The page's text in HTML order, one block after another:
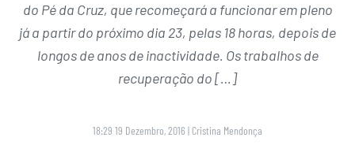
do Pé da Cruz, que recomeçará a funcionar em pleno
já a partir do próximo dia 23, pelas 18 horas, depois de
longos de anos de inactividade. Os trabalhos de
recuperação do […]
18:29 19 Dezembro, 2016 | Cristina Mendonça